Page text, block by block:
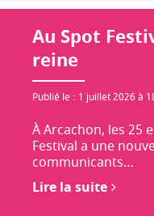
Au Spot
reine
Publié le : 1 juillet 2026 à
À Arcachon, les 25
Festival a une
communicants…
Lire la suite